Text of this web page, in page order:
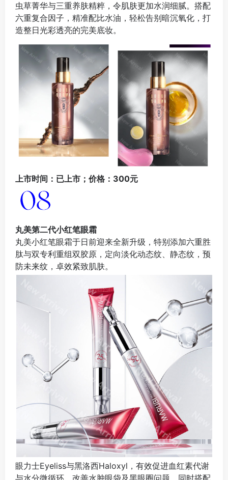
虫草菁华与三重养肤精粹，令肌肤更加水润细腻。搭配
六重复合因子，精准配比水油，轻松告别暗沉氧化，打
造整日光彩透亮的完美底妆。
上市时间：已上市；价格：300元
丸美第二代小红笔眼霜
丸美小红笔眼霜于日前迎来全新升级，特别添加六重胜
肽与双专利重组双胶原，定向淡化动态纹、静态纹，预
防未来纹，卓效紧致肌肤。
眼力士Eyeliss与黑洛西Haloxyl，有效促进血红素代谢